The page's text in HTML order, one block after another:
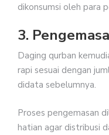
dikonsumsi oleh para
3.
Daging qurban
rapi sesuai dengan
didata sebelumnya.
Proses pengemasan
hatian agar distribusi